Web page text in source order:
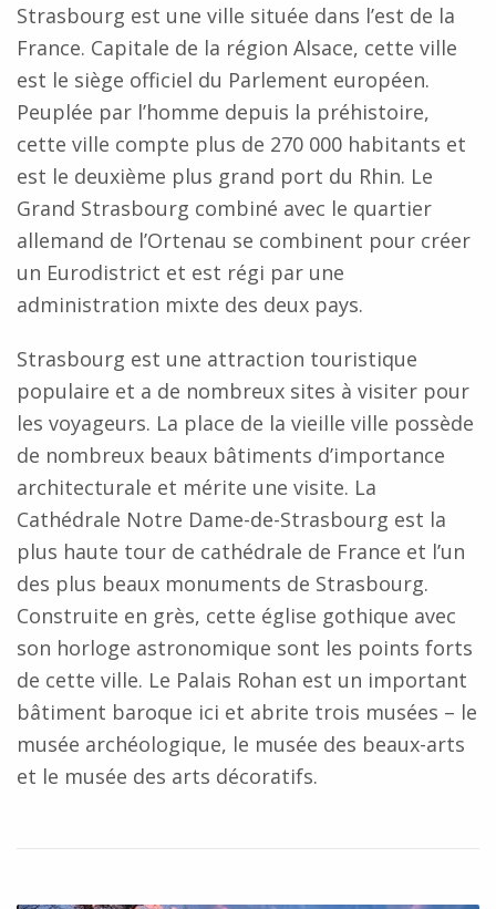
Strasbourg est une ville située dans l’est de la
France. Capitale de la région Alsace, cette ville
est le siège officiel du Parlement européen.
Peuplée par l’homme depuis la préhistoire,
cette ville compte plus de 270 000 habitants et
est le deuxième plus grand port du Rhin. Le
Grand Strasbourg combiné avec le quartier
allemand de l’Ortenau se combinent pour créer
un Eurodistrict et est régi par une
administration mixte des deux pays.
Strasbourg est une attraction touristique
populaire et a de nombreux sites à visiter pour
les voyageurs. La place de la vieille ville possède
de nombreux beaux bâtiments d’importance
architecturale et mérite une visite. La
Cathédrale Notre Dame-de-Strasbourg est la
plus haute tour de cathédrale de France et l’un
des plus beaux monuments de Strasbourg.
Construite en grès, cette église gothique avec
son horloge astronomique sont les points forts
de cette ville. Le Palais Rohan est un important
bâtiment baroque ici et abrite trois musées – le
musée archéologique, le musée des beaux-arts
et le musée des arts décoratifs.